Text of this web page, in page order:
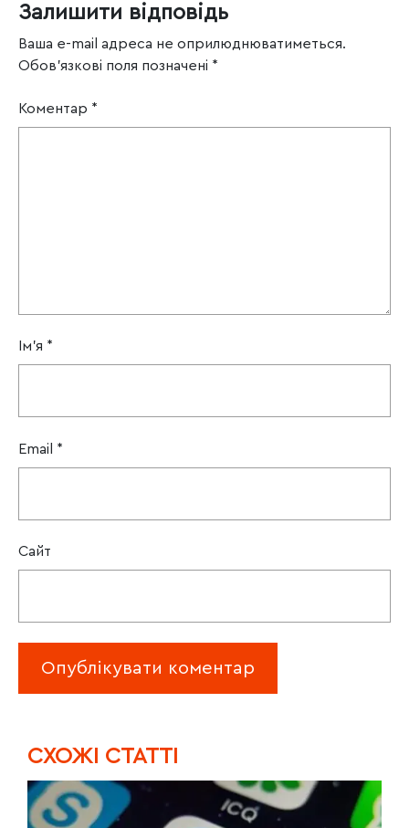
Залишити відповідь
Ваша e-mail адреса не оприлюднюватиметься.
Обов’язкові поля позначені *
Коментар *
Ім'я *
Email *
Сайт
CХОЖІ СТАТТІ